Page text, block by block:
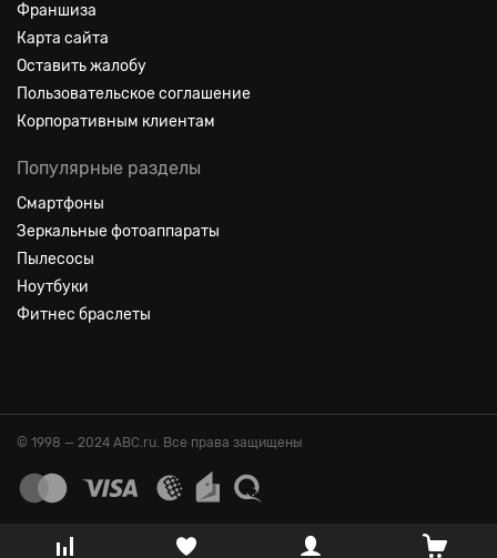
Франшиза
Карта сайта
Оставить жалобу
Пользовательское соглашение
Корпоративным клиентам
Популярные разделы
Смартфоны
Зеркальные фотоаппараты
Пылесосы
Ноутбуки
Фитнес браслеты
© 1998 — 2024 ABC.ru. Все права защищены